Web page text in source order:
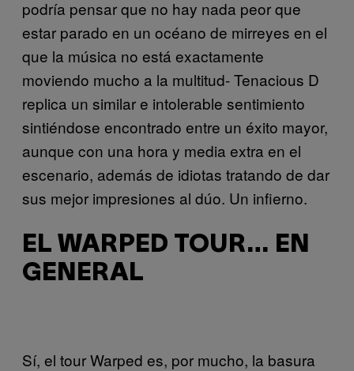
podría pensar que no hay nada peor que
estar parado en un océano de mirreyes en el
que la música no está exactamente
moviendo mucho a la multitud- Tenacious D
replica un similar e intolerable sentimiento
sintiéndose encontrado entre un éxito mayor,
aunque con una hora y media extra en el
escenario, además de idiotas tratando de dar
sus mejor impresiones al dúo. Un infierno.
EL WARPED TOUR… EN
GENERAL
Sí, el tour Warped es, por mucho, la basura